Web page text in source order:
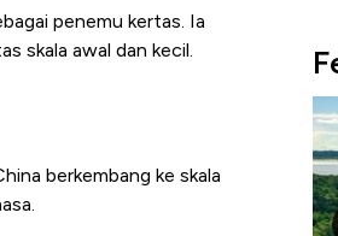
penemu kertas. Ia
skala awal dan kecil.
berkembang ke skala